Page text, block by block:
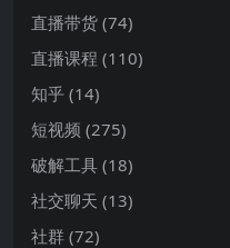
直播带货 (74)
直播课程 (110)
知乎 (14)
短视频 (275)
破解工具 (18)
社交聊天 (13)
社群 (72)